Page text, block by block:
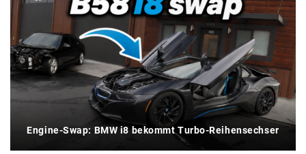
Engine-Swap: BMW i8 bekommt Turbo-Reihensechser